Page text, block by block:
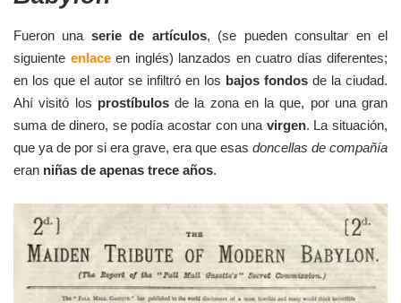
Fueron una serie de artículos, (se pueden consultar en el
siguiente enlace en inglés) lanzados en cuatro días diferentes;
en los que el autor se infiltró en los bajos fondos de la ciudad.
Ahí visitó los prostíbulosde la zona en la que, por una gran
suma de dinero, se podía acostar con una virgen. La situación,
que ya de por si era grave, era que esas doncellas de compañía
eran niñas de apenas trece años.